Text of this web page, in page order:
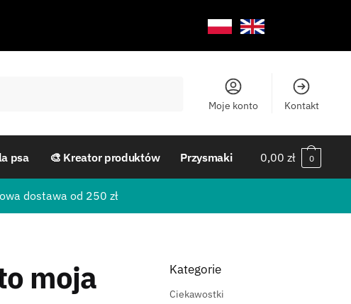
Moje konto Kontakt
psa 🎨 Kreator produktów Przysmaki 0,00zł 0
dostawa od 250 zł
moja
Kategorie
Ciekawostki